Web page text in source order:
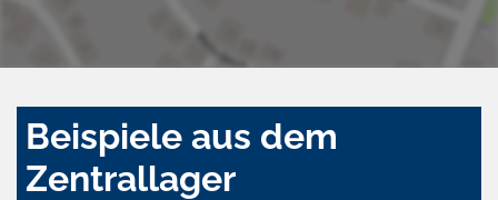
Beispiele aus dem
Zentrallager